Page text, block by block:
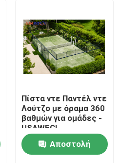
Πίστα ντε Παντέλ ντε
Λούτζο με όραμα 360
βαθμών για ομάδες -
USAWEGI
Αποστολή